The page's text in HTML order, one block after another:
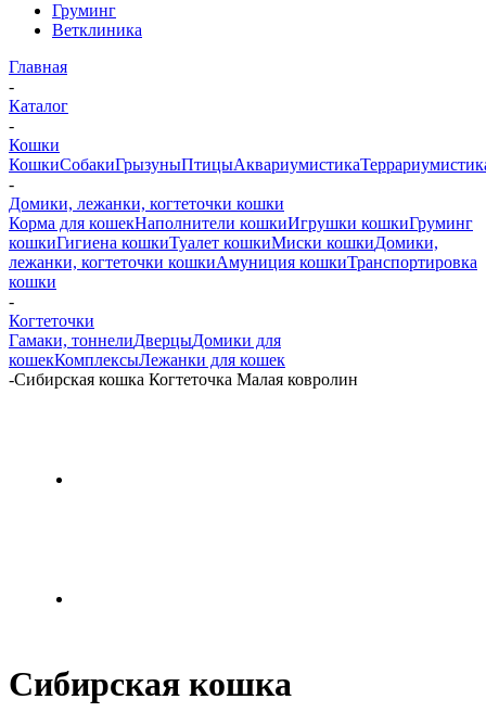
Груминг
Ветклиника
Главная
-
Каталог
-
Кошки
КошкиСобакиГрызуныПтицыАквариумистика
-
Домики, лежанки, когтеточки кошки
Корма для кошекНаполнители кошкиИгрушки кошкиГруминг
кошкиГигиена кошкиТуалет кошкиМиски кошкиДомики,
лежанки, когтеточки кошкиАмуниция кошкиТранспортировка
кошки
-
Когтеточки
Гамаки, тоннелиДверцыДомики для
кошекКомплексыЛежанки для кошек
-Сибирская кошка Когтеточка Малая ковролин
Сибирская кошка